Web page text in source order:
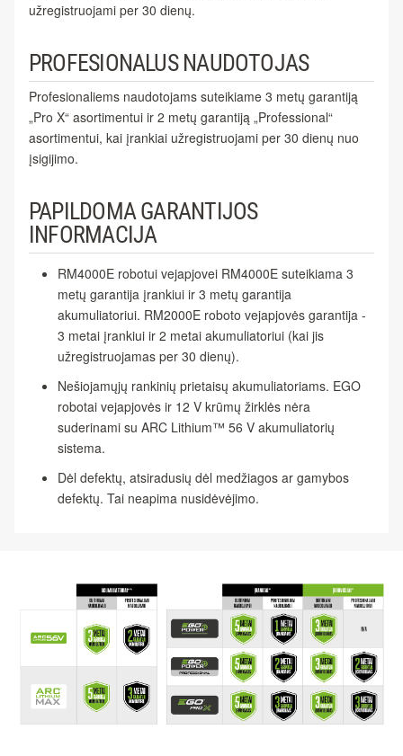
užregistruojami per 30 dienų.
PROFESIONALUS NAUDOTOJAS
Profesionaliems naudotojams suteikiame 3 metų garantiją
„Pro X“ asortimentui ir 2 metų garantiją „Professional“
asortimentui, kai įrankiai užregistruojami per 30 dienų nuo
įsigijimo.
PAPILDOMA GARANTIJOS
INFORMACIJA
RM4000E robotui vejapjovei RM4000E suteikiama 3
metų garantija įrankiui ir 3 metų garantija
akumuliatoriui. RM2000E roboto vejapjovės garantija -
3 metai įrankiui ir 2 metai akumuliatoriui (kai jis
užregistruojamas per 30 dienų).
Nešiojamųjų rankinių prietaisų akumuliatoriams. EGO
robotai vejapjovės ir 12 V krūmų žirklės nėra
suderinami su ARC Lithium™ 56 V akumuliatorių
sistema.
Dėl defektų, atsiradusių dėl medžiagos ar gamybos
defektų. Tai neapima nusidėvėjimo.